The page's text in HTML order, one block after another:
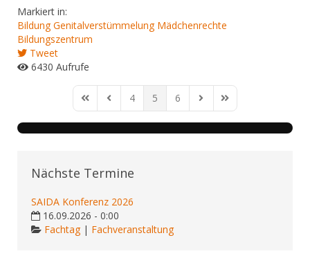
Markiert in:
Bildung Genitalverstümmelung Mädchenrechte
Bildungszentrum
Tweet
6430 Aufrufe
First PagePrevious Page
4 5 6 Next PageLast Page
Nächste Termine
SAIDA Konferenz 2026
16.09.2026 - 0:00
Fachtag | Fachveranstaltung